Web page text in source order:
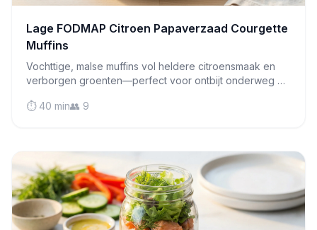
Lage FODMAP Citroen Papaverzaad Courgette
Muffins
Vochttige, malse muffins vol heldere citroensmaak en
verborgen groenten—perfect voor ontbijt onderweg of
⏱️ 40 min👥 9